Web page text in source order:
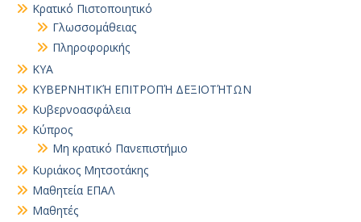
Κρατικό Πιστοποιητικό
Γλωσσομάθειας
Πληροφορικής
ΚΥΑ
ΚΥΒΕΡΝΗΤΙΚΉ ΕΠΙΤΡΟΠΉ ΔΕΞΙΟΤΉΤΩΝ
Κυβερνοασφάλεια
Κύπρος
Μη κρατικό Πανεπιστήμιο
Κυριάκος Μητσοτάκης
Μαθητεία ΕΠΑΛ
Μαθητές